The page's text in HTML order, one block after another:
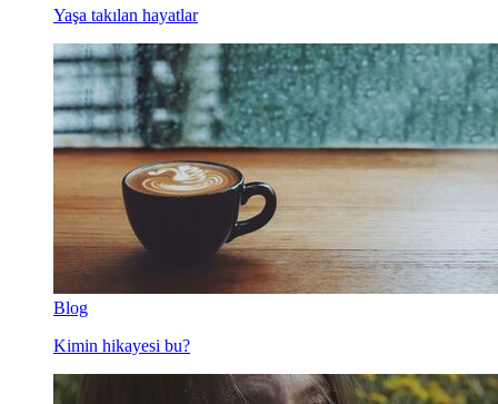
Yaşa takılan hayatlar
Blog
Kimin hikayesi bu?